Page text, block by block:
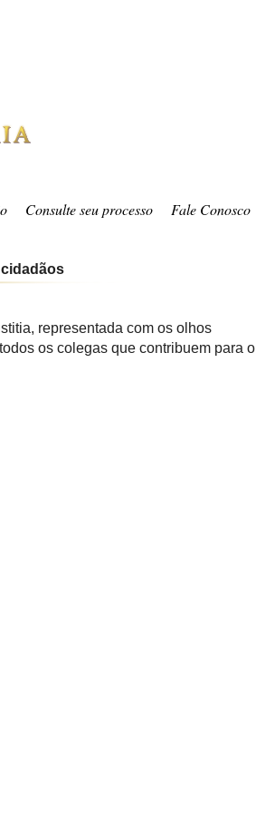
Consulte seu processo Fale Conosco
representada com os olhos
os colegas que contribuem para o